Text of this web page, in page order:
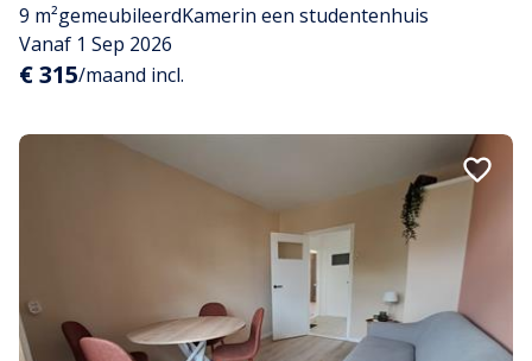
9 m²gemeubileerdKamerin een studentenhuis
Vanaf 1 Sep 2026
€ 315/maand incl.